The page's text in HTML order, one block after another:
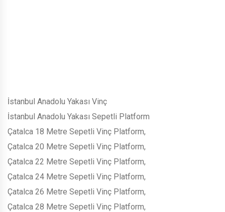
İstanbul Anadolu Yakası Vinç
İstanbul Anadolu Yakası Sepetli Platform
Çatalca 18 Metre Sepetli Vinç Platform,
Çatalca 20 Metre Sepetli Vinç Platform,
Çatalca 22 Metre Sepetli Vinç Platform,
Çatalca 24 Metre Sepetli Vinç Platform,
Çatalca 26 Metre Sepetli Vinç Platform,
Çatalca 28 Metre Sepetli Vinç Platform,